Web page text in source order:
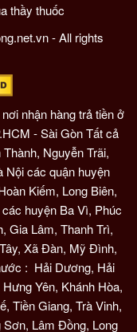
thầy thuốc
- All rights
nhận hàng trả tiền ở
- Sài Gòn Tất cả
Nguyễn Trãi,
Nội các quận huyện
Kiếm, Long Biên,
huyện Ba Vì, Phúc
Gia Lâm, Thanh Trì,
Xã Đàn, Mỹ Đình,
: Hải Dương, Hải
Yên, Khánh Hòa,
Tiền Giang, Trà Vinh,
Sơn, Lâm Đồng, Long